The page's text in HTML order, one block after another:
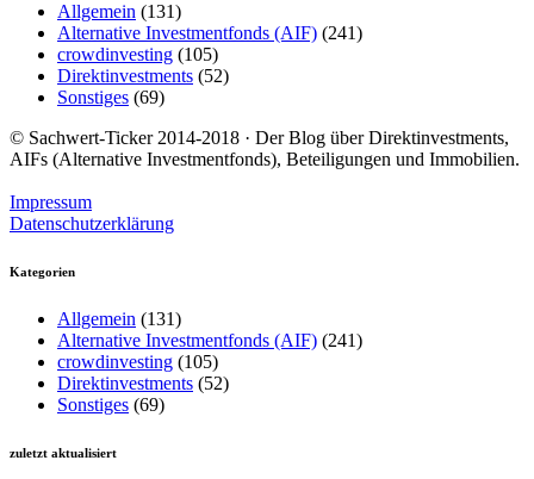
Allgemein (131)
Alternative Investmentfonds (AIF) (241)
crowdinvesting (105)
Direktinvestments (52)
Sonstiges (69)
© Sachwert-Ticker 2014-2018 · Der Blog über Direktinvestments,
AIFs (Alternative Investmentfonds), Beteiligungen und Immobilien.
Impressum
Datenschutzerklärung
Kategorien
Allgemein (131)
Alternative Investmentfonds (AIF) (241)
crowdinvesting (105)
Direktinvestments (52)
Sonstiges (69)
zuletzt aktualisiert